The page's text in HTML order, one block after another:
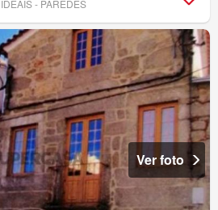
- PAREDES
Ver foto